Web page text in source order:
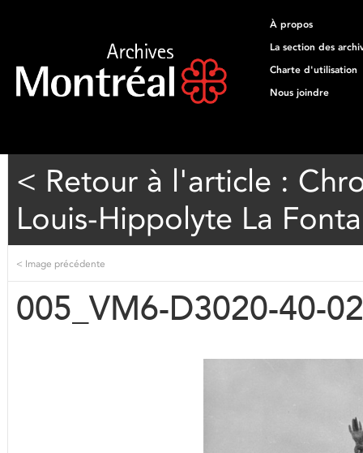
À propos
La section des
Charte d'utilisation
Nous joindre
< Retour à l'article :
Louis-Hippolyte La
< Image précédente
005_VM6-D3020-40-